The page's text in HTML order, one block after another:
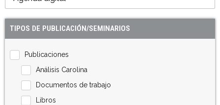
TIPOS DE PUBLICACIÓN/SEMINARIOS
Publicaciones
Análisis Carolina
Documentos de trabajo
Libros